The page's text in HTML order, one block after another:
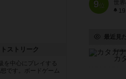
ストリーク
を中心にプレイする
です。ボードゲーム
9位
世
最近見
カ